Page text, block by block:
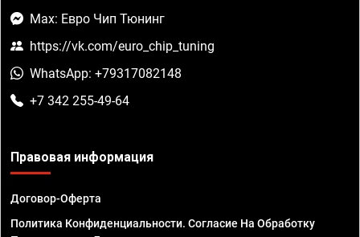
Max: Евро Чип Тюнинг
https://vk.com/euro_chip_tuning
WhatsApp: +79317082148
+7 342 255-49-64
Правовая информация
Договор-Оферта
Политика Конфиденциальности. Согласие На Обработку